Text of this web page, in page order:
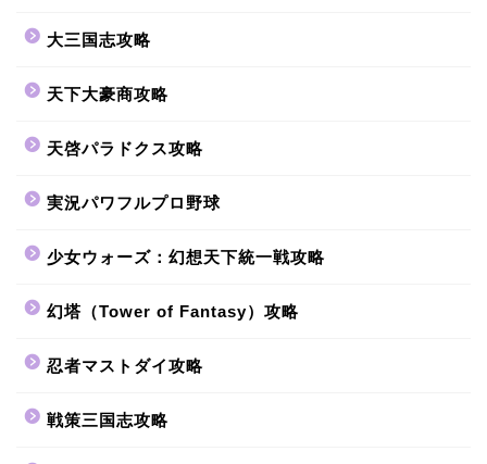
大三国志攻略
天下大豪商攻略
天啓パラドクス攻略
実況パワフルプロ野球
少女ウォーズ：幻想天下統一戦攻略
幻塔（Tower of Fantasy）攻略
忍者マストダイ攻略
戦策三国志攻略